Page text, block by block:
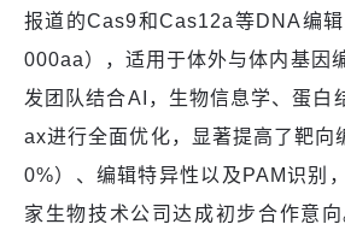
报道的Cas9和Cas12a等DNA编
000aa），适用于体外与体内基因
发团队结合AI，生物信息学、蛋白
ax进行全面优化，显著提高了靶向
0%）、编辑特异性以及PAM识别
家生物技术公司达成初步合作意